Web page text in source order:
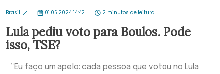
Brasil 01.05.2024 14:42 2 minutos de leitura
Lula pediu voto para Boulos. Pode
isso, TSE?
“Eu faço um apelo: cada pessoa que votou no Lula